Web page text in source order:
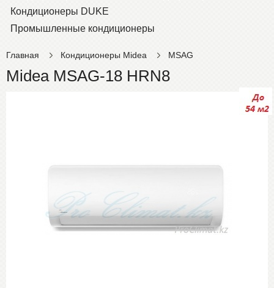
Кондиционеры DUKE
Промышленные кондиционеры
Главная Кондиционеры Midea MSAG
Midea MSAG-18 HRN8